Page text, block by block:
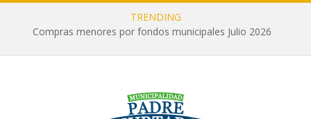
TRENDING
Compras menores por fondos municipales Julio 2026